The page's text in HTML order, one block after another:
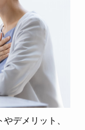
デメリット、